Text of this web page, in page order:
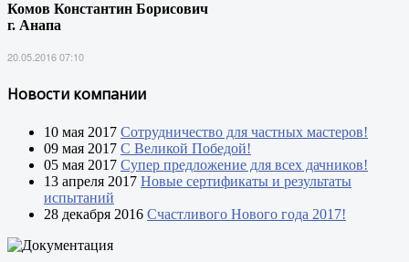
Комов Константин Борисович
г. Анапа
20.05.2016 07:10
Новости компании
10 мая 2017 Сотрудничество для частных мастеров!
09 мая 2017 С Великой Победой!
05 мая 2017 Супер предложение для всех дачников!
13 апреля 2017 Новые сертификаты и результаты
испытаний
28 декабря 2016 Счастливого Нового года 2017!